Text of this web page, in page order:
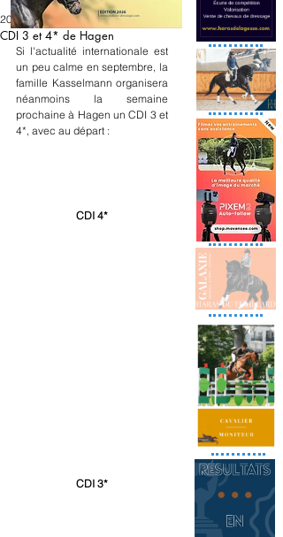
CDI 3 et 4* de Hagen
20 sept. 2024
Si l'actualité internationale est
un peu calme en septembre, la
famille Kasselmann organisera
néanmoins la semaine
prochaine à Hagen un CDI 3 et
4*, avec au départ :
CDI 4*
CDI 3*